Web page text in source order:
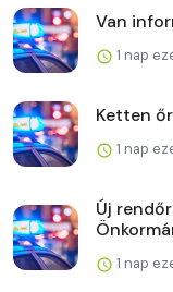
Van
1 nap
Ketten
1 nap
Új
1 nap